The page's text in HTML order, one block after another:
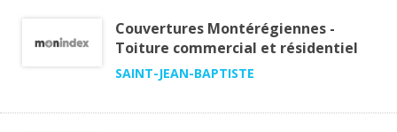
Couvertures Montérégiennes -
Toiture commercial et résidentiel
SAINT-JEAN-BAPTISTE